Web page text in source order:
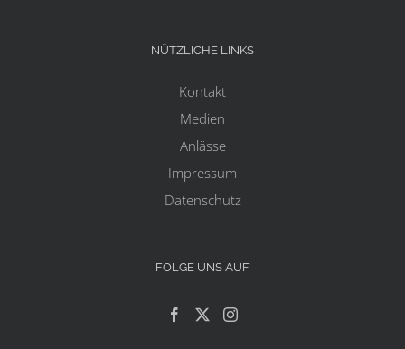
NÜTZLICHE LINKS
Kontakt
Medien
Anlässe
Impressum
Datenschutz
FOLGE UNS AUF